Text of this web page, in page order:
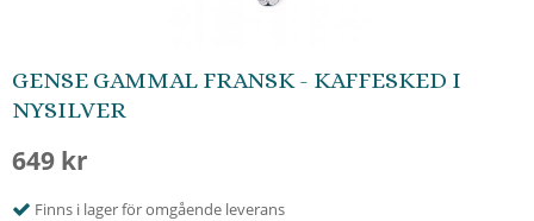
GENSE GAMMAL FRANSK - KAFFESKED I
NYSILVER
649 kr
Finns i lager för omgående leverans